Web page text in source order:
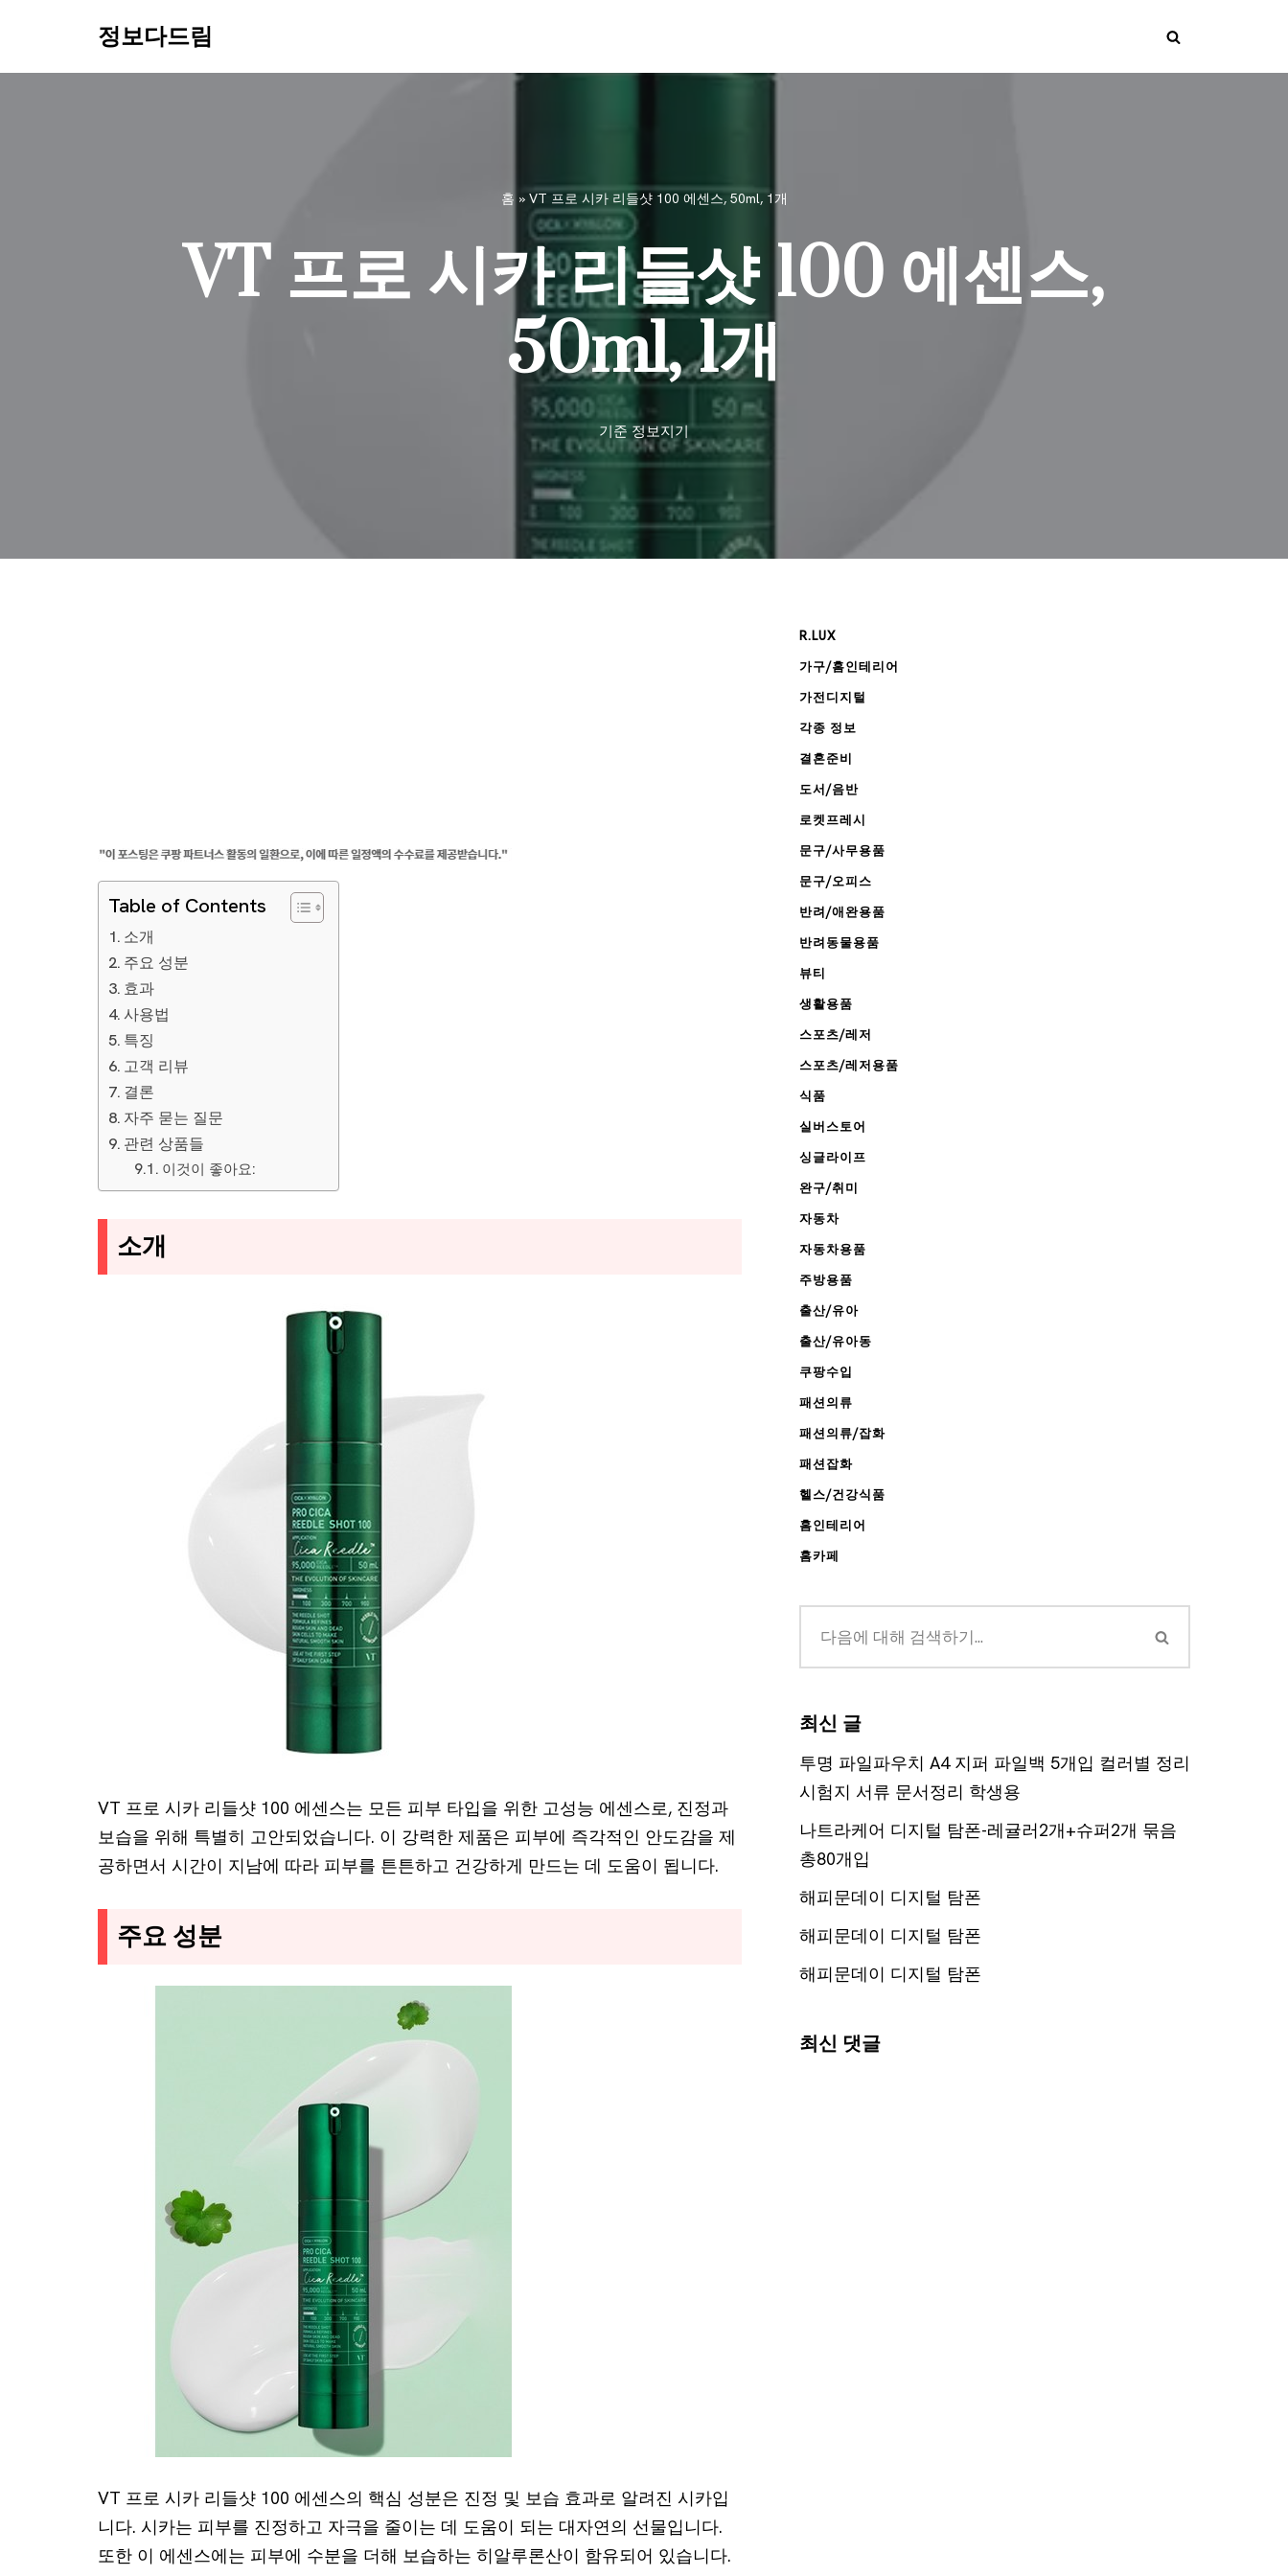
정보다드림
홈 » VT 프로 시카 리들샷 100 에센스, 50ml, 1개
VT 프로 시카 리들샷 100 에센스,
50ml, 1개
기준정보지기
Table of Contents
소개
주요 성분
효과
사용법
특징
고객 리뷰
결론
자주 묻는 질문
관련 상품들
이것이 좋아요:
소개
VT 프로 시카 리들샷 100 에센스는 모든 피부 타입을 위한 고성능 에센스로, 진정과
보습을 위해 특별히 고안되었습니다. 이 강력한 제품은 피부에 즉각적인 안도감을 제
공하면서 시간이 지남에 따라 피부를 튼튼하고 건강하게 만드는 데 도움이 됩니다.
주요 성분
VT 프로 시카 리들샷 100 에센스의 핵심 성분은 진정 및 보습 효과로 알려진 시카입
니다. 시카는 피부를 진정하고 자극을 줄이는 데 도움이 되는 대자연의 선물입니다.
또한 이 에센스에는 피부에 수분을 더해 보습하는 히알루론산이 함유되어 있습니다.
R.LUX
가구/홈인테리어
가전디지털
각종 정보
결혼준비
도서/음반
로켓프레시
문구/사무용품
문구/오피스
반려/애완용품
반려동물용품
뷰티
생활용품
스포츠/레저
스포츠/레저용품
식품
실버스토어
싱글라이프
완구/취미
자동차
자동차용품
주방용품
출산/유아
출산/유아동
쿠팡수입
패션의류
패션의류/잡화
패션잡화
헬스/건강식품
홈인테리어
홈카페
최신 글
투명 파일파우치 A4 지퍼 파일백 5개입 컬러별 정리
시험지 서류 문서정리 학생용
나트라케어 디지털 탐폰-레귤러2개+슈퍼2개 묶음
총80개입
해피문데이 디지털 탐폰
해피문데이 디지털 탐폰
해피문데이 디지털 탐폰
최신 댓글